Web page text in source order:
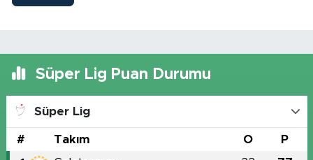
Süper Lig Puan Durumu
Süper Lig
# Takım O P